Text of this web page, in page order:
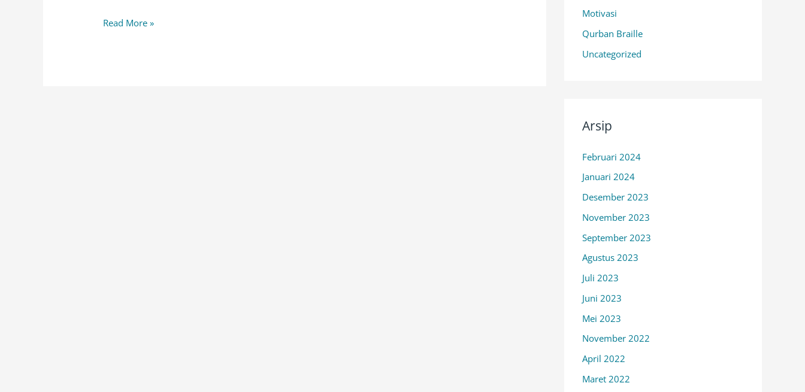
Sam’an
Read More »
Motivasi
Qurban Braille
Uncategorized
Arsip
Februari 2024
Januari 2024
Desember 2023
November 2023
September 2023
Agustus 2023
Juli 2023
Juni 2023
Mei 2023
November 2022
April 2022
Maret 2022